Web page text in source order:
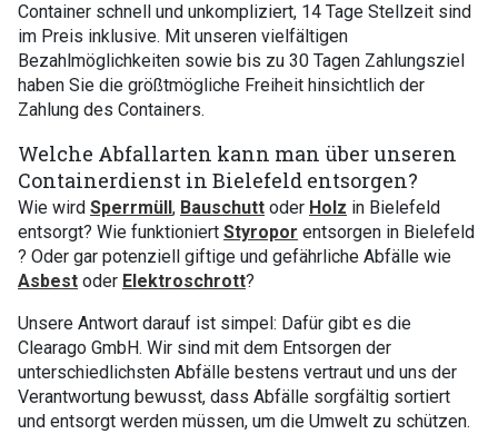
Container schnell und unkompliziert, 14 Tage Stellzeit sind
im Preis inklusive. Mit unseren vielfältigen
Bezahlmöglichkeiten sowie bis zu 30 Tagen Zahlungsziel
haben Sie die größtmögliche Freiheit hinsichtlich der
Zahlung des Containers.
Welche Abfallarten kann man über unseren
Containerdienst in Bielefeld entsorgen?
Wie wird Sperrmüll , Bauschutt oder Holz in Bielefeld
entsorgt? Wie funktioniert Styropor entsorgen in Bielefeld
? Oder gar potenziell giftige und gefährliche Abfälle wie
Asbest oder Elektroschrott?
Unsere Antwort darauf ist simpel: Dafür gibt es die
Clearago GmbH. Wir sind mit dem Entsorgen der
unterschiedlichsten Abfälle bestens vertraut und uns der
Verantwortung bewusst, dass Abfälle sorgfältig sortiert
und entsorgt werden müssen, um die Umwelt zu schützen.